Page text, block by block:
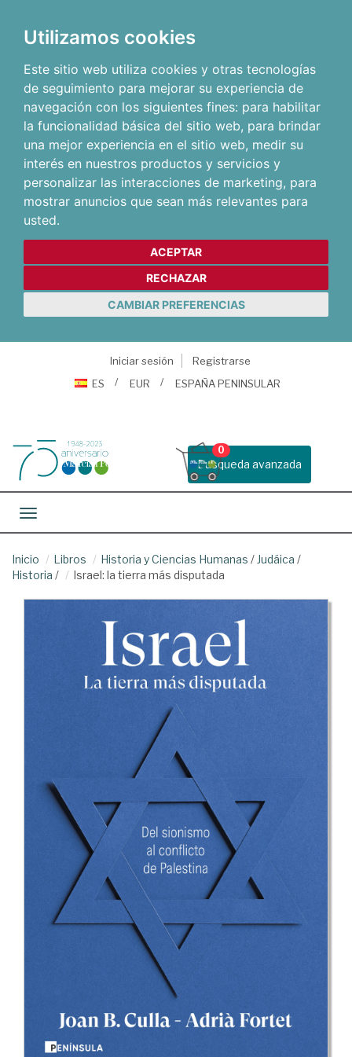
Utilizamos cookies
Este sitio web utiliza cookies y otras tecnologías
de seguimiento para mejorar su experiencia de
navegación con los siguientes fines: para habilitar
la funcionalidad básica del sitio web, para brindar
una mejor experiencia en el sitio web, medir su
interés en nuestros productos y servicios y
personalizar las interacciones de marketing, para
mostrar anuncios que sean más relevantes para
usted.
ACEPTAR
RECHAZAR
CAMBIAR PREFERENCIAS
Iniciar sesión
Registrarse
ES
EUR ESPAÑA PENINSULAR
Busqueda avanzada
0
Toggle navigation
Inicio Libros Historia y Ciencias Humanas / Judáica /
Historia / Israel: la tierra más disputada